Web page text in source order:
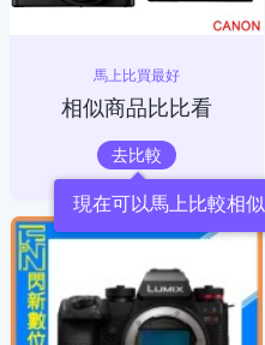
馬上比買最好
相似商品比比看
去比較
現在可以馬上比較相似